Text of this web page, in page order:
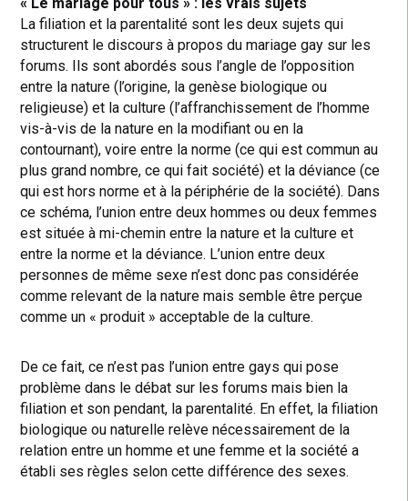
« Le mariage pour tous » : les vrais sujets
La filiation et la parentalité sont les deux sujets qui
structurent le discours à propos du mariage gay sur les
forums. Ils sont abordés sous l’angle de l’opposition
entre la nature (l’origine, la genèse biologique ou
religieuse) et la culture (l’affranchissement de l’homme
vis-à-vis de la nature en la modifiant ou en la
contournant), voire entre la norme (ce qui est commun au
plus grand nombre, ce qui fait société) et la déviance (ce
qui est hors norme et à la périphérie de la société). Dans
ce schéma, l’union entre deux hommes ou deux femmes
est située à mi-chemin entre la nature et la culture et
entre la norme et la déviance. L’union entre deux
personnes de même sexe n’est donc pas considérée
comme relevant de la nature mais semble être perçue
comme un « produit » acceptable de la culture.
De ce fait, ce n’est pas l’union entre gays qui pose
problème dans le débat sur les forums mais bien la
filiation et son pendant, la parentalité. En effet, la filiation
biologique ou naturelle relève nécessairement de la
relation entre un homme et une femme et la société a
établi ses règles selon cette différence des sexes.